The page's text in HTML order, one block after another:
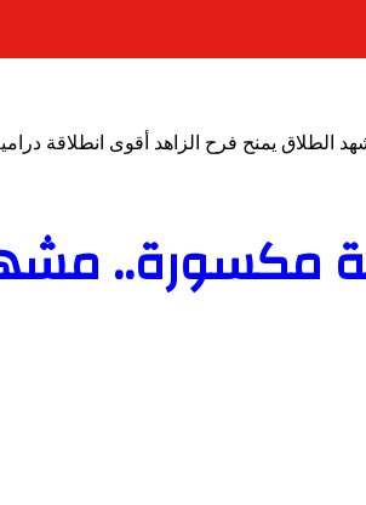
يمنح فرح الزاهد أقوى انطلاقة
مكسورة..